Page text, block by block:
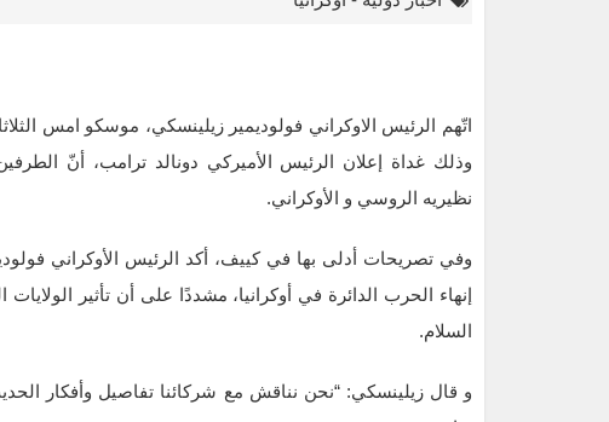
اتّهم الرئيس الاوكراني فولوديمير زيلينسكي، موسكو امس
وذلك غداة إعلان الرئيس الأميركي دونالد ترامب، أنّ
نظيريه الروسي و الأوكراني.
وفي تصريحات أدلى بها في كييف، أكد الرئيس الأوكراني
إنهاء الحرب الدائرة في أوكرانيا، مشددًا على أن تأثير
السلام.
و قال زيلينسكي: “نحن نناقش مع شركائنا تفاصيل وأفكار